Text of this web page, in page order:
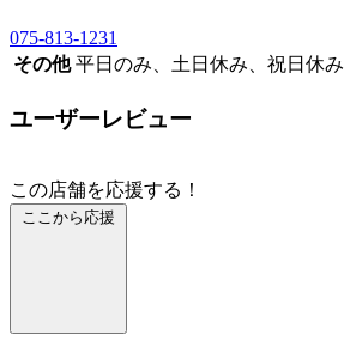
075-813-1231
その他 平日のみ、土日休み、祝日休み
ユーザーレビュー
この店舗を応援する！
ここから応援